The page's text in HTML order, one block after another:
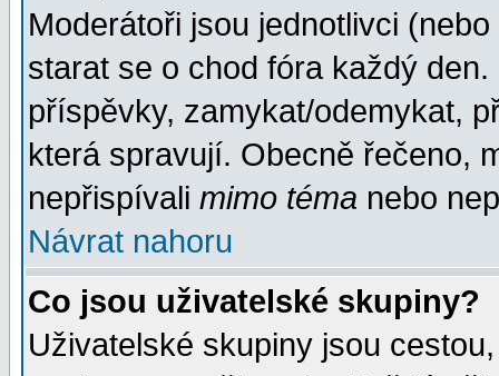
Moderátoři jsou jednotlivci
starat se o chod fóra každý
příspěvky, zamykat/odemykat,
která spravují. Obecně řečeno,
nepřispívali mimo téma nebo
Návrat nahoru
Co jsou uživatelské skupiny?
Uživatelské skupiny jsou